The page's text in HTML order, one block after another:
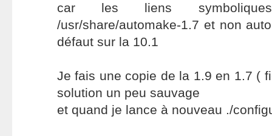
car les liens
/usr/share/automake-1.7 et non
défaut sur la 10.1
Je fais une copie de la 1.9 en 1.7 (
solution un peu sauvage
et quand je lance à nouveau ./